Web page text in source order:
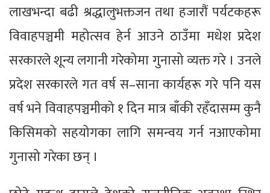
लाखभन्दा बढी श्रद्धालुभक्तजन तथा हजारौं पर्यटकहरू
विवाहपञ्चमी महोत्सव हेर्न आउने ठाउँमा मधेश प्रदेश
सरकारले शून्य लगानी गरेकोमा गुनासो व्यक्त गरे । उनले
प्रदेश सरकारले गत वर्ष स–साना कार्यहरू गरे पनि यस
वर्ष भने विवाहपञ्चमीको १ दिन मात्र बाँकी रहँदासम्म कुनै
किसिमको सहयोगका लागि समन्वय गर्न नआएकोमा
गुनासो गरेका छन् ।